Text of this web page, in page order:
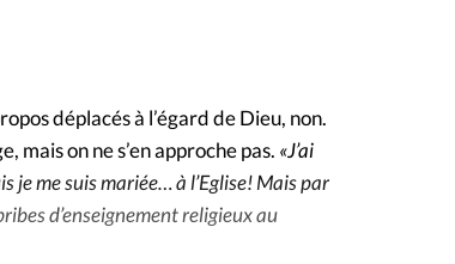
La rédaction
Mon compte
déplacés à l’égard de Dieu, non.
mais on ne s’en approche pas. «J’ai
me suis mariée… à l’Eglise! Mais par
d’enseignement religieux au